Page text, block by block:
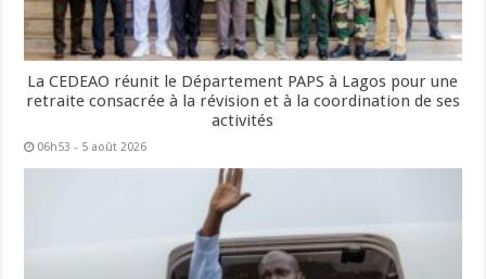
La CEDEAO réunit le Département PAPS à Lagos pour une
retraite consacrée à la révision et à la coordination de ses
activités
06h53 - 5 août 2026